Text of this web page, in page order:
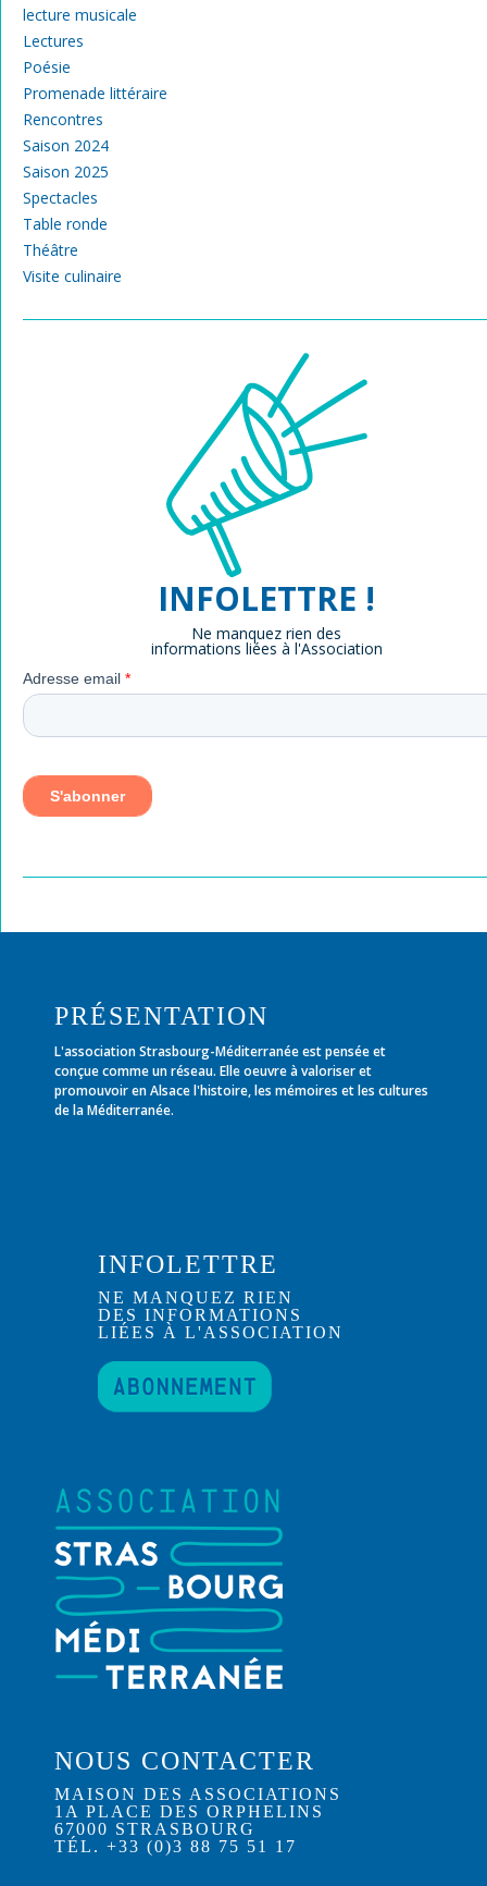
lecture musicale
Lectures
Poésie
Promenade littéraire
Rencontres
Saison 2024
Saison 2025
Spectacles
Table ronde
Théâtre
Visite culinaire
INFOLETTRE !
Ne manquez rien des
informations liées à l'Association
PRÉSENTATION
L'association Strasbourg-Méditerranée est pensée et
conçue comme un réseau. Elle oeuvre à valoriser et
promouvoir en Alsace l'histoire, les mémoires et les cultures
de la Méditerranée.
INFOLETTRE
NE MANQUEZ RIEN
DES INFORMATIONS
LIÉES À L'ASSOCIATION
NOUS CONTACTER
MAISON DES ASSOCIATIONS
1A PLACE DES ORPHELINS
67000 STRASBOURG
TÉL. +33 (0)3 88 75 51 17